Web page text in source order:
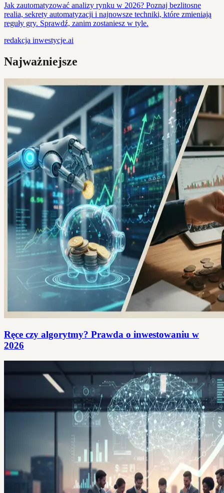
Jak zautomatyzować analizy rynku w 2026? Poznaj bezlitosne
realia, sekrety automatyzacji i najnowsze techniki, które zmieniają
reguły gry. Sprawdź, zanim zostaniesz w tyle.
redakcja inwestycje.ai
Najważniejsze
Ręce czy algorytmy? Prawda o inwestowaniu w
2026